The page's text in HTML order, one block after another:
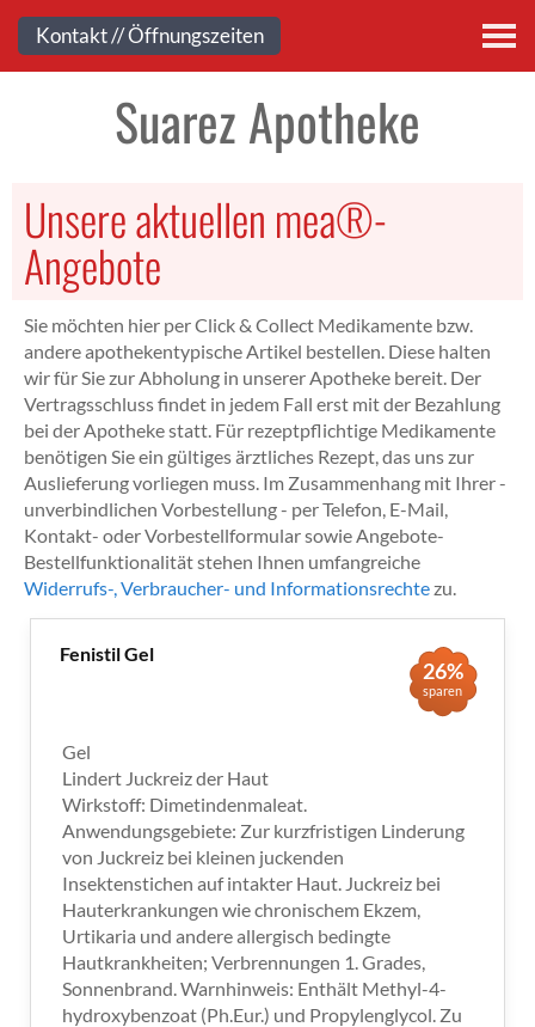
Kontakt
Suarez Apotheke
Unsere aktuellen mea®-
Angebote
Sie möchten hier per Click & Collect Medikamente bzw.
andere apothekentypische Artikel bestellen. Diese halten
wir für Sie zur Abholung in unserer Apotheke bereit. Der
Vertragsschluss findet in jedem Fall erst mit der Bezahlung
bei der Apotheke statt. Für rezeptpflichtige Medikamente
benötigen Sie ein gültiges ärztliches Rezept, das uns zur
Auslieferung vorliegen muss. Im Zusammenhang mit Ihrer -
unverbindlichen Vorbestellung - per Telefon, E-Mail,
Kontakt- oder Vorbestellformular sowie Angebote-
Bestellfunktionalität stehen Ihnen umfangreiche
Widerrufs-, Verbraucher- und Informationsrechtezu.
Fenistil Gel
26%
sparen
Gel
Lindert Juckreiz der Haut
Wirkstoff: Dimetindenmaleat.
Anwendungsgebiete: Zur kurzfristigen Linderung
von Juckreiz bei kleinen juckenden
Insektenstichen auf intakter Haut. Juckreiz bei
Hauterkrankungen wie chronischem Ekzem,
Urtikaria und andere allergisch bedingte
Hautkrankheiten; Verbrennungen 1. Grades,
Sonnenbrand. Warnhinweis: Enthält Methyl-4-
hydroxybenzoat (Ph.Eur.) und Propylenglycol. Zu
Kontakt // Öffnungszeiten